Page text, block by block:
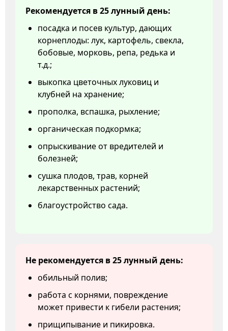
Рекомендуется в 25 лунный день:
посадка и посев культур, дающих
корнеплоды: лук, картофель, свекла,
бобовые, морковь, репа, редька и
т.д.;
выкопка цветочных луковиц и
клубней на хранение;
прополка, вспашка, рыхление;
органическая подкормка;
опрыскивание от вредителей и
болезней;
сушка плодов, трав, корней
лекарственных растений;
благоустройство сада.
Не рекомендуется в 25 лунный день:
обильный полив;
работа с корнями, повреждение
может привести к гибели растения;
прищипывание и пикировка.